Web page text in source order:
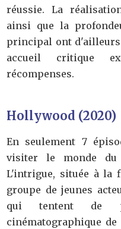
réussie. La
ainsi que la
principal ont d'ailleurs
accueil critique
récompenses.
Hollywood (2020)
En seulement 7
visiter le monde du
L'intrigue, située à la
groupe de jeunes
qui tentent de
cinématographique